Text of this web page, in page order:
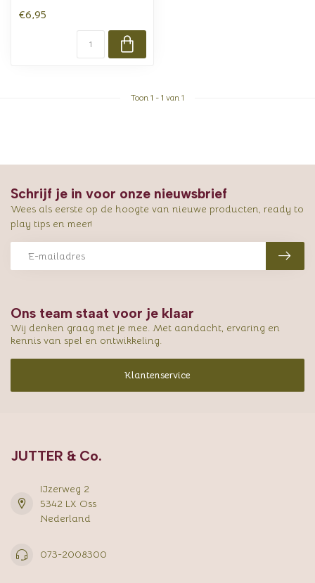
€6,95
Toon 1 - 1 van 1
Ons team staat voor je klaar
Wij denken graag met je mee. Met aandacht, ervaring en
kennis van spel en ontwikkeling.
Klantenservice
Schrijf je in voor onze nieuwsbrief
Wees als eerste op de hoogte van nieuwe producten, ready to
play tips en meer!
JUTTER & Co.
IJzerweg 2
5342 LX Oss
Nederland
073-2008300